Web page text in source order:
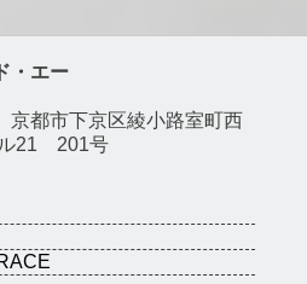
・エー
都市下京区綾小路室町西
21 201号